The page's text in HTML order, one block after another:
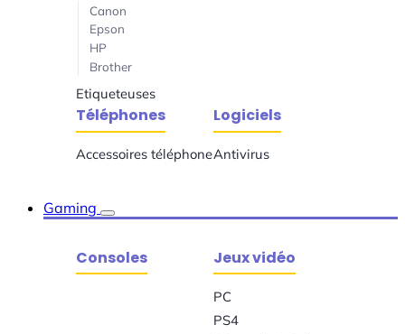
Canon
Epson
HP
Brother
Etiqueteuses
Téléphones
Accessoires téléphone
Logiciels
Antivirus
Gaming
Consoles Jeux vidéo
PC
PS4